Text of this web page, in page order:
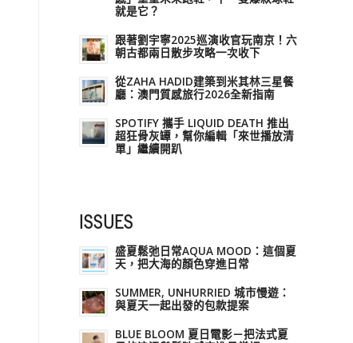
就是它？
跟著劉宇寧2025巡演收官玩南京！六
朝古都兩日散步攻略一次收下
從ZAHA HADID建築到米其林三星餐
廳：澳門質感旅行2026全新指南
SPOTIFY 攜手 LIQUID DEATH 推出
超狂骨灰罈，幫你編輯「來世播放清
單」繼續開趴
ISSUES
盛夏鬆弛日常AQUA MOOD：這個夏
天，把大海的顏色穿進日常
SUMMER, UNHURRIED 城市慢遊：
與夏天一起出發的包款提案
BLUE BLOOM 夏日電影－把法式夏